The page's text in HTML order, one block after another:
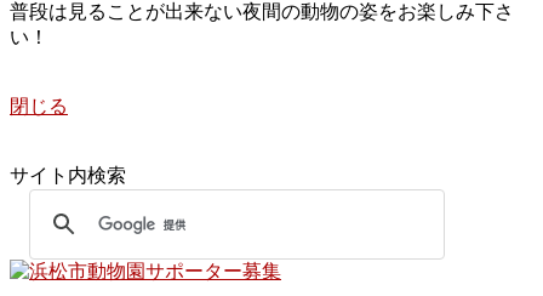
普段は見ることが出来ない夜間の動物の姿をお楽しみ下さ
い！
閉じる
サイト内検索